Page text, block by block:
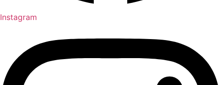
Instagram